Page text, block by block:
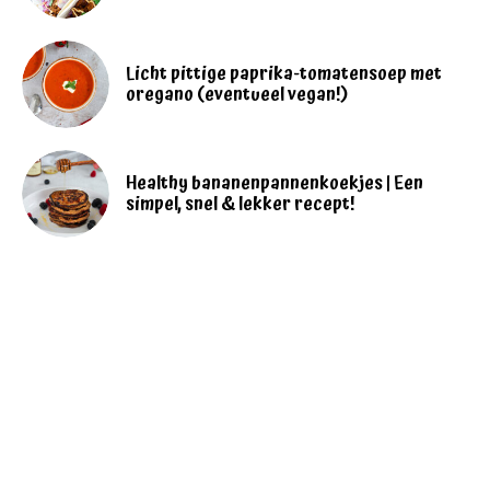
Licht pittige paprika-tomatensoep met
oregano (eventueel vegan!)
Healthy bananenpannenkoekjes | Een
simpel, snel & lekker recept!